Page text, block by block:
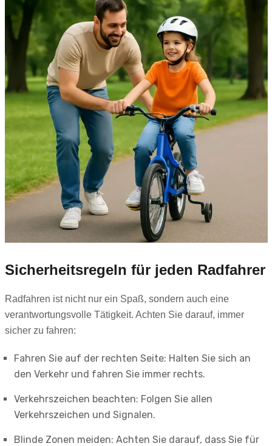
Sicherheitsregeln für jeden Radfahrer
Radfahren ist nicht nur ein Spaß, sondern auch eine
verantwortungsvolle Tätigkeit. Achten Sie darauf, immer
sicher zu fahren:
Fahren Sie auf der rechten Seite: Halten Sie sich an
den Verkehr und fahren Sie immer rechts.
Verkehrszeichen beachten: Folgen Sie allen
Verkehrszeichen und Signalen.
Blinde Zonen meiden: Achten Sie darauf, dass Sie für